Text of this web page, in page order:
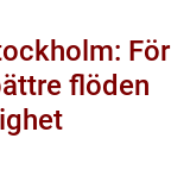
För
flöden